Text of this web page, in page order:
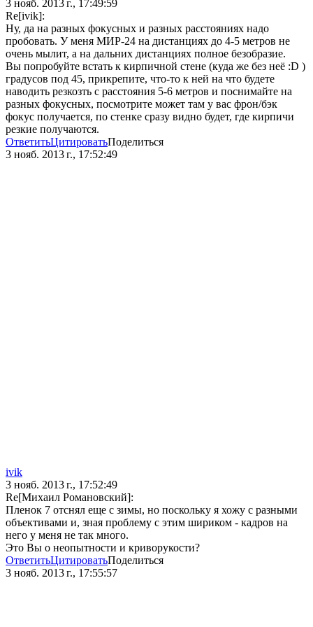
3 нояб. 2013 г., 17:49:59
Re[ivik]:
Ну, да на разных фокусных и разных расстояниях надо
пробовать. У меня МИР-24 на дистанциях до 4-5 метров не
очень мылит, а на дальних дистанциях полное безобразие.
Вы попробуйте встать к кирпичной стене (куда же без неё :D )
градусов под 45, прикрепите, что-то к ней на что будете
наводить резкозть с расстояния 5-6 метров и поснимайте на
разных фокусных, посмотрите может там у вас фрон/бэк
фокус получается, по стенке сразу видно будет, где кирпичи
резкие получаются.
ОтветитьЦитироватьПоделиться
3 нояб. 2013 г., 17:52:49
ivik
3 нояб. 2013 г., 17:52:49
Re[Михаил Романовский]:
Пленок 7 отснял еще с зимы, но поскольку я хожу с разными
объективами и, зная проблему с этим шириком - кадров на
него у меня не так много.
Это Вы о неопытности и криворукости?
ОтветитьЦитироватьПоделиться
3 нояб. 2013 г., 17:55:57